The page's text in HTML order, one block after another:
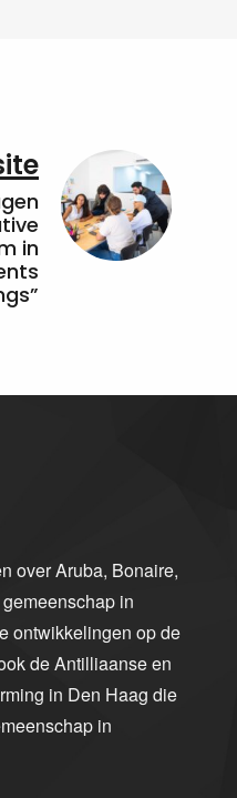
in
over Aruba, Bonaire,
in
ontwikkelingen op de
de Antilliaanse en
in Den Haag die
in